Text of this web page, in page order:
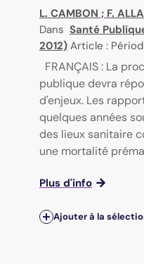
L. CAMBON ; F. ALLA
Dans Santé
2012) Article :
FRANÇAIS : La
publique devra
d'enjeux. Les
quelques années
des lieux sanitaire
une mortalité
Plus d'info
Ajouter à la